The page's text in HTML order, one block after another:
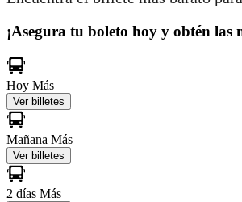
¡Asegura tu boleto hoy y obtén las
Hoy Más
Ver billetes
Mañana Más
Ver billetes
2 días Más